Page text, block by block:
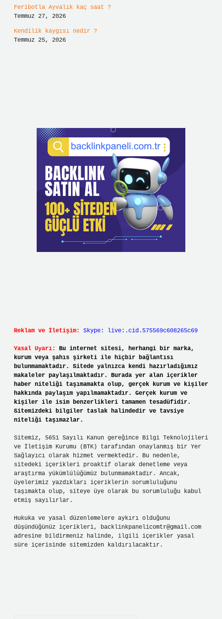
Feribotla Ayvalık kaç saat ?
Temmuz 27, 2026
Kendilik kaygısı nedir ?
Temmuz 25, 2026
Reklam ve İletişim: Skype: live:.cid.575569c608265c69
Yasal Uyarı:
Bu internet sitesi, herhangi bir marka,
kurum veya şahıs şirketi ile hiçbir bağlantısı
bulunmamaktadır. Sitede yalnızca kendi hazırladığımız
makaleler paylaşılmaktadır. Burada yer alan içerikler
haber niteliği taşımamakta olup, gerçek kurum ve kişiler
hakkında paylaşım yapılmamaktadır. Gerçek kurum ve
kişiler ile isim benzerlikleri tamamen tesadüfidir.
Sitemizdeki bilgiler taslak halindedir ve tavsiye
niteliği taşımazlar.
Sitemiz, 5651 Sayılı Kanun gereğince Bilgi Teknolojileri
ve İletişim Kurumu (BTK) tarafından onaylanmış bir Yer
Sağlayıcı olarak hizmet vermektedir. Bu nedenle,
sitedeki içerikleri proaktif olarak denetleme veya
araştırma yükümlülüğümüz bulunmamaktadır. Ancak,
üyelerimiz yazdıkları içeriklerin sorumluluğunu
taşımakta olup, siteye üye olarak bu sorumluluğu kabul
etmiş sayılırlar.
Hukuka ve yasal düzenlemelere aykırı olduğunu
düşündüğünüz içerikleri, backlinkpanelicomtr@gmail.com
adresine bildirmeniz halinde, ilgili içerikler yasal
süre içerisinde sitemizden kaldırılacaktır.